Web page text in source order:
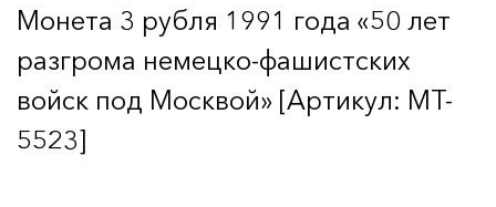
Монета 3 рубля 1991 года «50 лет
разгрома немецко-фашистских
войск под Москвой» [Артикул: MT-
5523]